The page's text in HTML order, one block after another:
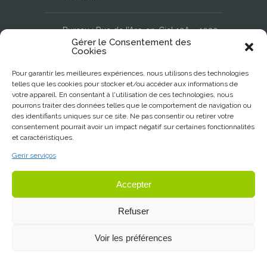
Gérer le Consentement des
Cookies
Pour garantir les meilleures expériences, nous utilisons des technologies
telles que les cookies pour stocker et/ou accéder aux informations de
votre appareil. En consentant à l'utilisation de ces technologies, nous
pourrons traiter des données telles que le comportement de navigation ou
des identifiants uniques sur ce site. Ne pas consentir ou retirer votre
consentement pourrait avoir un impact négatif sur certaines fonctionnalités
et caractéristiques.
Gerir serviços
Accepter
Refuser
Voir les préférences
Bureau : Rue de l’Arc-en-Ciel 12A – 1030
Bussigny
+41 21 525 91 22
info@sds-nettoyage.ch
Samedi: 8.00h - 13.00h
webdesign by